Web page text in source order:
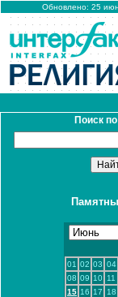
Обновлено: 25
Поиск
01 02 03 04
08 09 10 11
15 16 17 18